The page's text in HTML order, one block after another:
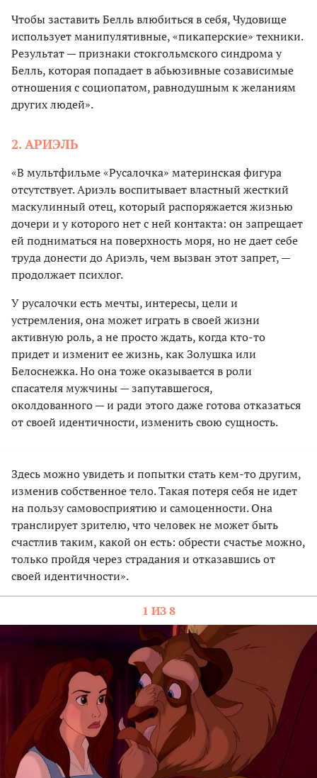
Чтобы заставить Белль влюбиться в себя, Чудовище
использует манипулятивные, «пикаперские» техники.
Результат — признаки стокгольмского синдрома у
Белль, которая попадает в абьюзивные созависимые
отношения с социопатом, равнодушным к желаниям
других людей».
2. АРИЭЛЬ
«В мультфильме «Русалочка» материнская фигура
отсутствует. Ариэль воспитывает властный жесткий
маскулинный отец, который распоряжается жизнью
дочери и у которого нет с ней контакта: он запрещает
ей подниматься на поверхность моря, но не дает себе
труда донести до Ариэль, чем вызван этот запрет, —
продолжает психлог.
У русалочки есть мечты, интересы, цели и
устремления, она может играть в своей жизни
активную роль, а не просто ждать, когда кто-то
придет и изменит ее жизнь, как Золушка или
Белоснежка. Но она тоже оказывается в роли
спасателя мужчины — запутавшегося,
околдованного — и ради этого даже готова отказаться
от своей идентичности, изменить свою сущность.
Здесь можно увидеть и попытки стать кем-то другим,
изменив собственное тело. Такая потеря себя не идет
на пользу самовосприятию и самоценности. Она
транслирует зрителю, что человек не может быть
счастлив таким, какой он есть: обрести счастье можно,
только пройдя через страдания и отказавшись от
своей идентичности».
1 ИЗ 8